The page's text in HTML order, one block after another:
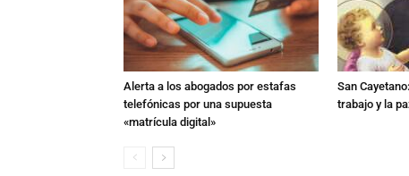
Alerta a los abogados por estafas
telefónicas por una supuesta
«matrícula digital»
San
trabajo y la